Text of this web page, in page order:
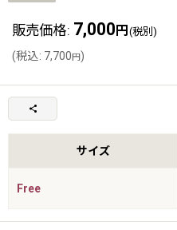
販売価格: 7,000 円 (税別)
(税込: 7,700円)
サイズ
Free